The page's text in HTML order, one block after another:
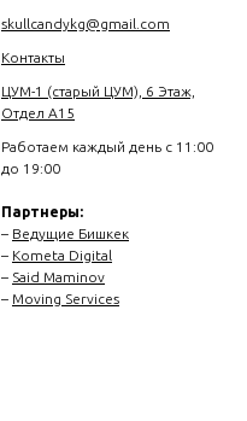
skullcandykg@gmail.com
Контакты
ЦУМ-1 (старый ЦУМ), 6 Этаж,
Отдел А15
Работаем каждый день с 11:00
до 19:00
Партнеры:
– Ведущие Бишкек
– Kometa Digital
– Said Maminov
– Moving Services